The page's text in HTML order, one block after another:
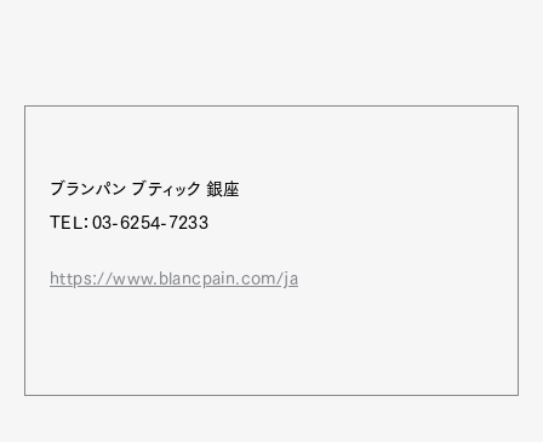
ブランパン ブティック 銀座
TEL：03-6254-7233
https://www.blancpain.com/ja